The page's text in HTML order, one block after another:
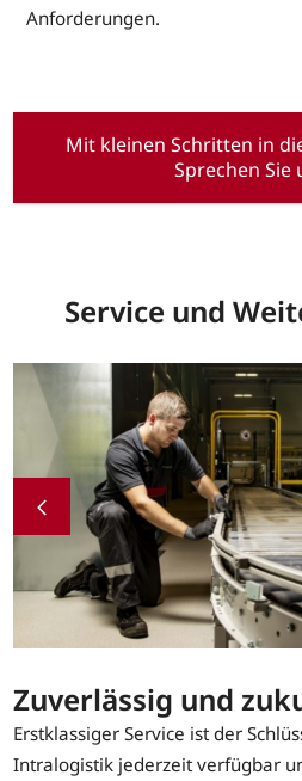
Anforderungen.
Mit kleinen Schritten in
Sprechen Sie
Service und
Zuverlässig und
Erstklassiger Service ist der
Intralogistik jederzeit verfügbar